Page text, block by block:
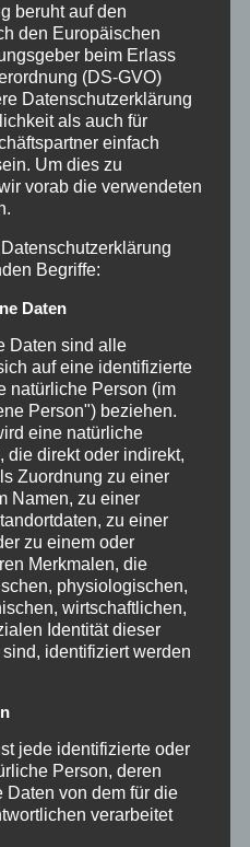
einfache Formel lautet:
Follower oder
Kampagnen ist die
oft
der Creator diese Daten
Bei großen Creatorn
sollten es mindestens
Oder bestehen die
aus Emojis und
prüfen:Wenn jeder
ist, kann die
das Prinzip:
in einer
mit einer Creatorin
Obwohl ihr Account
entstehen
beruht auf den
den Europäischen
beim Erlass
(DS-GVO)
Datenschutzerklärung
als auch für
einfach
Um dies zu
vorab die verwendeten
Begriffe:
Daten
Daten sind alle
auf eine identifizierte
natürliche Person (im
Person") beziehen.
eine natürliche
die direkt oder indirekt,
Zuordnung zu einer
Namen, zu einer
zu einer
zu einem oder
Merkmalen, die
physiologischen,
wirtschaftlichen,
Identität dieser
identifiziert werden
jede identifizierte oder
Person, deren
Daten von dem für die
verarbeitet